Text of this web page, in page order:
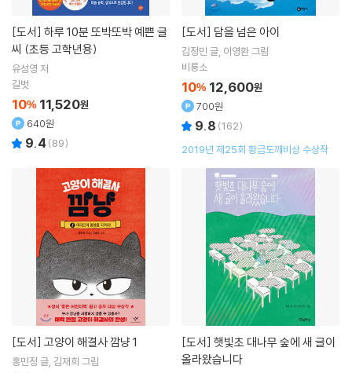
[도서]
씨 (초등 고학년용)
유성영 저
길벗
10% 11,520원
640원
9.4 (89)
[도서] 담을 넘은 아이
김정민 글 이영환그림
비룡소
10% 12,600원
700원
9.8 (162)
2019년 제25회 황금도깨비상 수상작
[도서] 고양이 해결사 깜냥 1
홍민정 글 김재희 그림
[도서]
올라왔습니다